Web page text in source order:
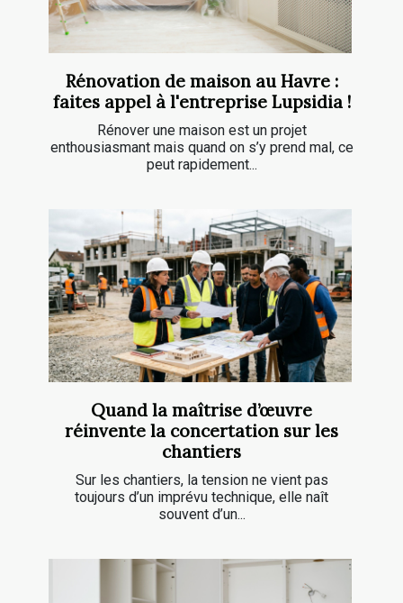
Rénovation de maison au Havre :
faites appel à l'entreprise Lupsidia !
Rénover une maison est un projet
enthousiasmant mais quand on s’y prend mal, ce
peut rapidement...
Quand la maîtrise d’œuvre
réinvente la concertation sur les
chantiers
Sur les chantiers, la tension ne vient pas
toujours d’un imprévu technique, elle naît
souvent d’un...